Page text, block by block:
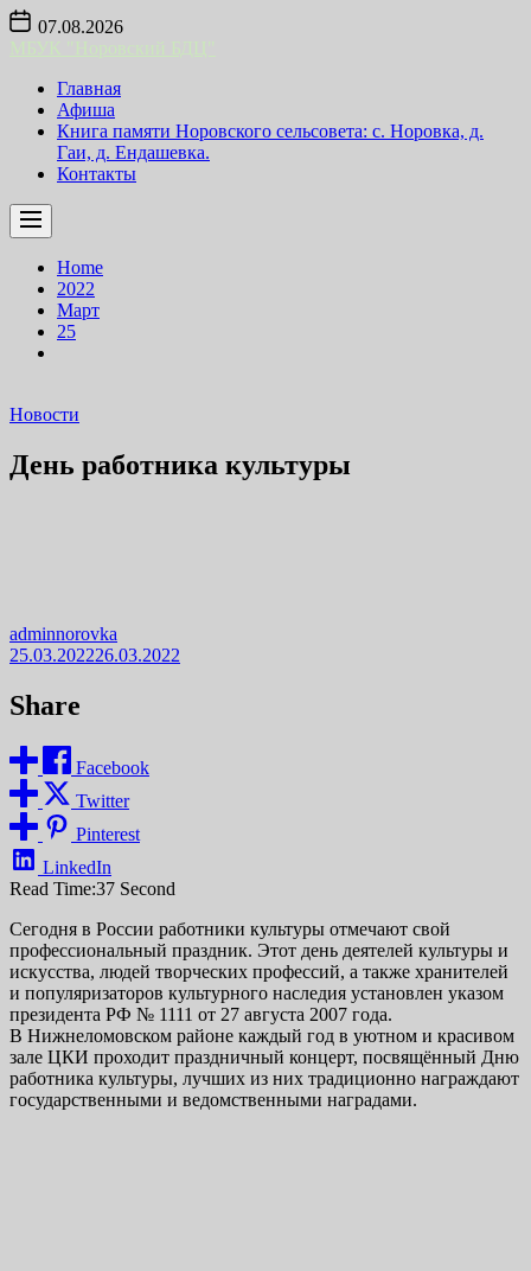
Skip
content
07.08.2026
Главная
Афиша
Книга памяти Норовского сельсовета: с. Норовка, д.
Гаи, д. Ендашевка.
Контакты
Home
2022
Март
25
Новости
День работника культуры
adminnorovka
25.03.202226.03.2022
Share
Facebook
Twitter
Pinterest
LinkedIn
Read Time:37 Second
Сегодня в России работники культуры отмечают свой
профессиональный праздник. Этот день деятелей культуры и
искусства, людей творческих профессий, а также хранителей
и популяризаторов культурного наследия установлен указом
президента РФ № 1111 от 27 августа 2007 года.
В Нижнеломовском районе каждый год в уютном и красивом
зале ЦКИ проходит праздничный концерт, посвящённый Дню
работника культуры, лучших из них традиционно награждают
государственными и ведомственными наградами.